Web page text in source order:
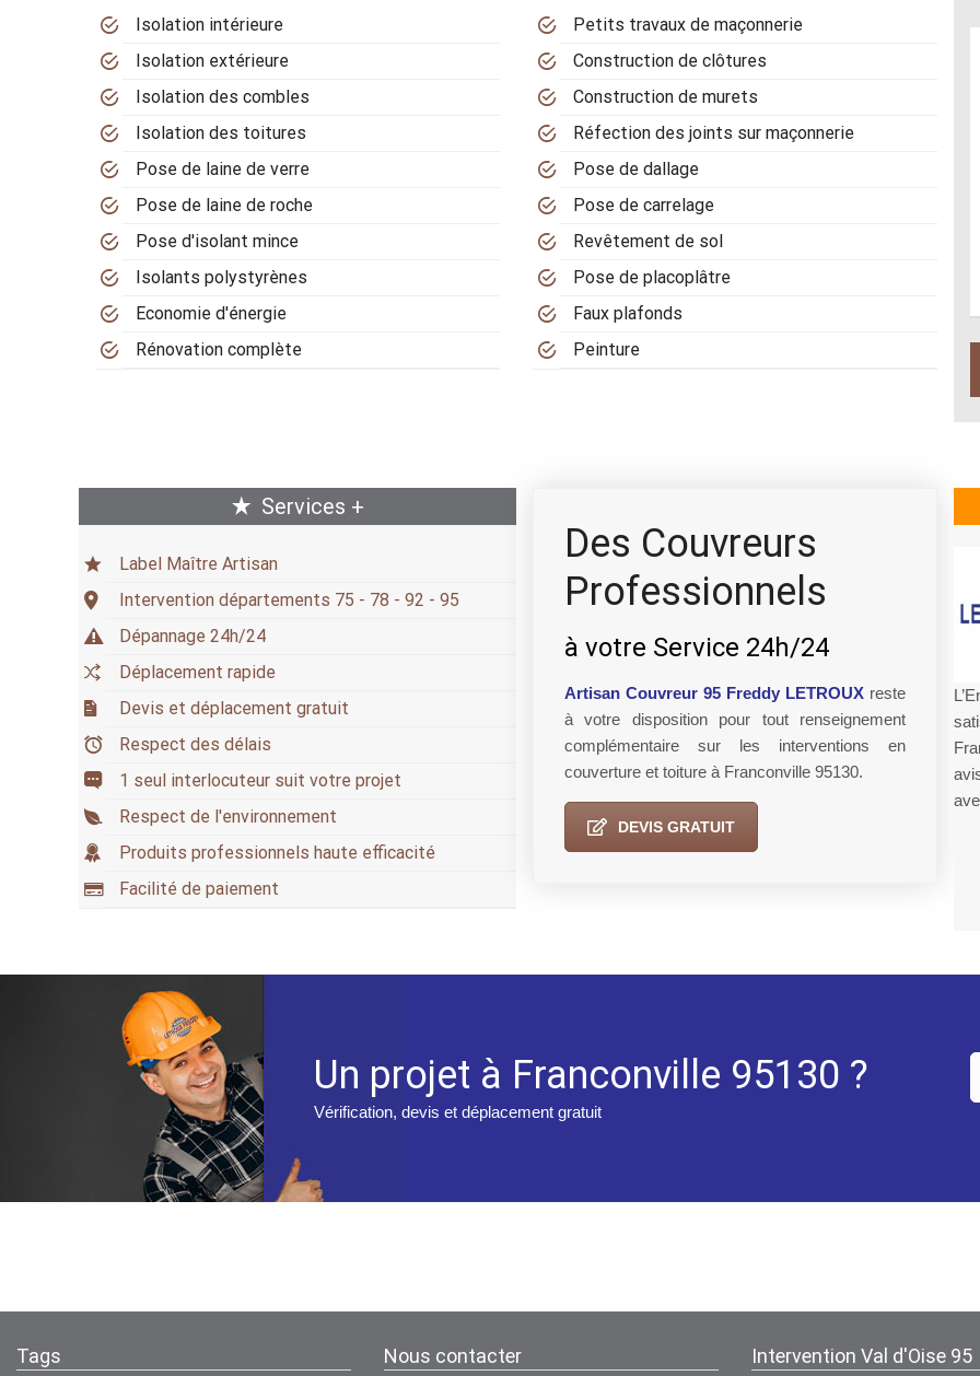
Isolation intérieure
Isolation extérieure
Isolation des combles
Isolation des toitures
Pose de laine de verre
Pose de laine de roche
Pose d'isolant mince
Isolants polystyrènes
Economie d'énergie
Rénovation complète
Petits travaux de maçonnerie
Construction de clôtures
Construction de murets
Réfection des joints sur maçonnerie
Pose de dallage
Pose de carrelage
Revêtement de sol
Pose de placoplâtre
Faux plafonds
Peinture
Services +
Label Maître Artisan
Intervention départements 75 - 78 - 92 - 95
Dépannage 24h/24
Déplacement rapide
Devis et déplacement gratuit
Respect des délais
1 seul interlocuteur suit votre projet
Respect de l'environnement
Produits professionnels haute efficacité
Facilité de paiement
Des Couvreurs
Professionnels
à votre Service 24h/24
Artisan Couvreur 95 Freddy LETROUX reste
à votre disposition pour tout renseignement
complémentaire sur les interventions en
couverture et toiture à Franconville 95130.
DEVIS GRATUIT
Un projet à Franconville 95130 ?
Vérification, devis et déplacement gratuit
Tags Nous contacter Intervention Val d'Oise 95